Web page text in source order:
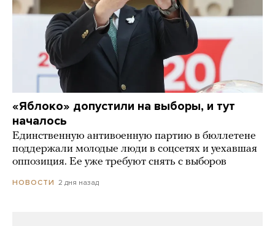
«Яблоко» допустили на выборы, и тут
началось
Единственную антивоенную партию в бюллетене
поддержали молодые люди в соцсетях и уехавшая
оппозиция. Ее уже требуют снять с выборов
НОВОСТИ 2 дня назад